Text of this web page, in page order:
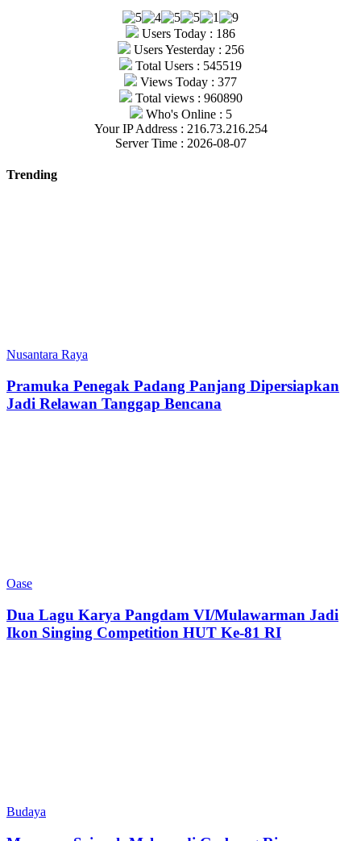
Users Today : 186
Users Yesterday : 256
Total Users : 545519
Views Today : 377
Total views : 960890
Who's Online : 5
Your IP Address : 216.73.216.254
Server Time : 2026-08-07
Trending
Nusantara Raya
Pramuka Penegak Padang Panjang Dipersiapkan
Jadi Relawan Tanggap Bencana
Oase
Dua Lagu Karya Pangdam VI/Mulawarman Jadi
Ikon Singing Competition HUT Ke-81 RI
Budaya